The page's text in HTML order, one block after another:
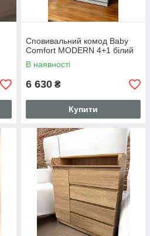
Сповивальний комод Baby
Comfort MODERN 4+1 білий
В наявності
6 630 ₴
Купити